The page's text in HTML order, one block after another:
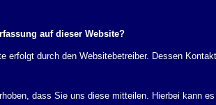
auf dieser Website?
erfolgt durch den Websitebetreiber. Dessen
dass Sie uns diese mitteilen. Hierbei kann